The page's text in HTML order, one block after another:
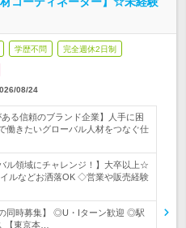
学歴不問 完全週休2日制
08/24
ある信頼のブランド企業】人手に困
働きたいグローバル人材をつなぐ仕
ル領域にチャレンジ！】大卒以上☆
ルなどお洒落OK ◇営業や販売経験
同時募集】 ◎U・Iターン歓迎 ◎駅
【東京本…